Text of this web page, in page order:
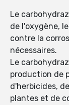
Le
de l'oxygène,
contre la
nécessaires.
Le
production de
d'herbicides,
plantes et de